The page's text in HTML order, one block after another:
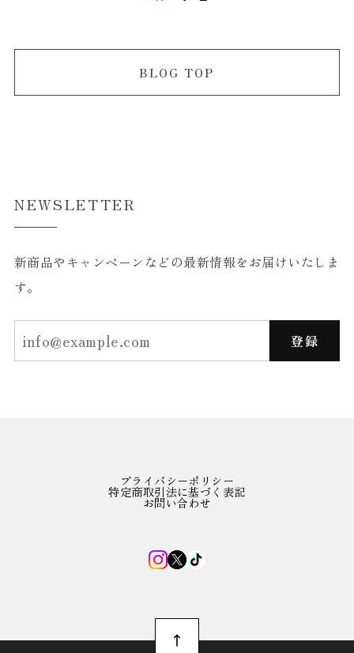
BLOG TOP
NEWSLETTER
新商品やキャンペーンなどの最新情報をお届けいたしま
す。
登録
プライバシーポリシー
特定商取引法に基づく表記
お問い合わせ